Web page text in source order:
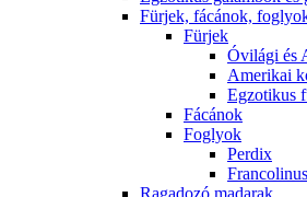
Fürjek, fácánok,
Fürjek
Óvilági és
Amerikai
Egzotikus
Fácánok
Foglyok
Perdix
Francolinus